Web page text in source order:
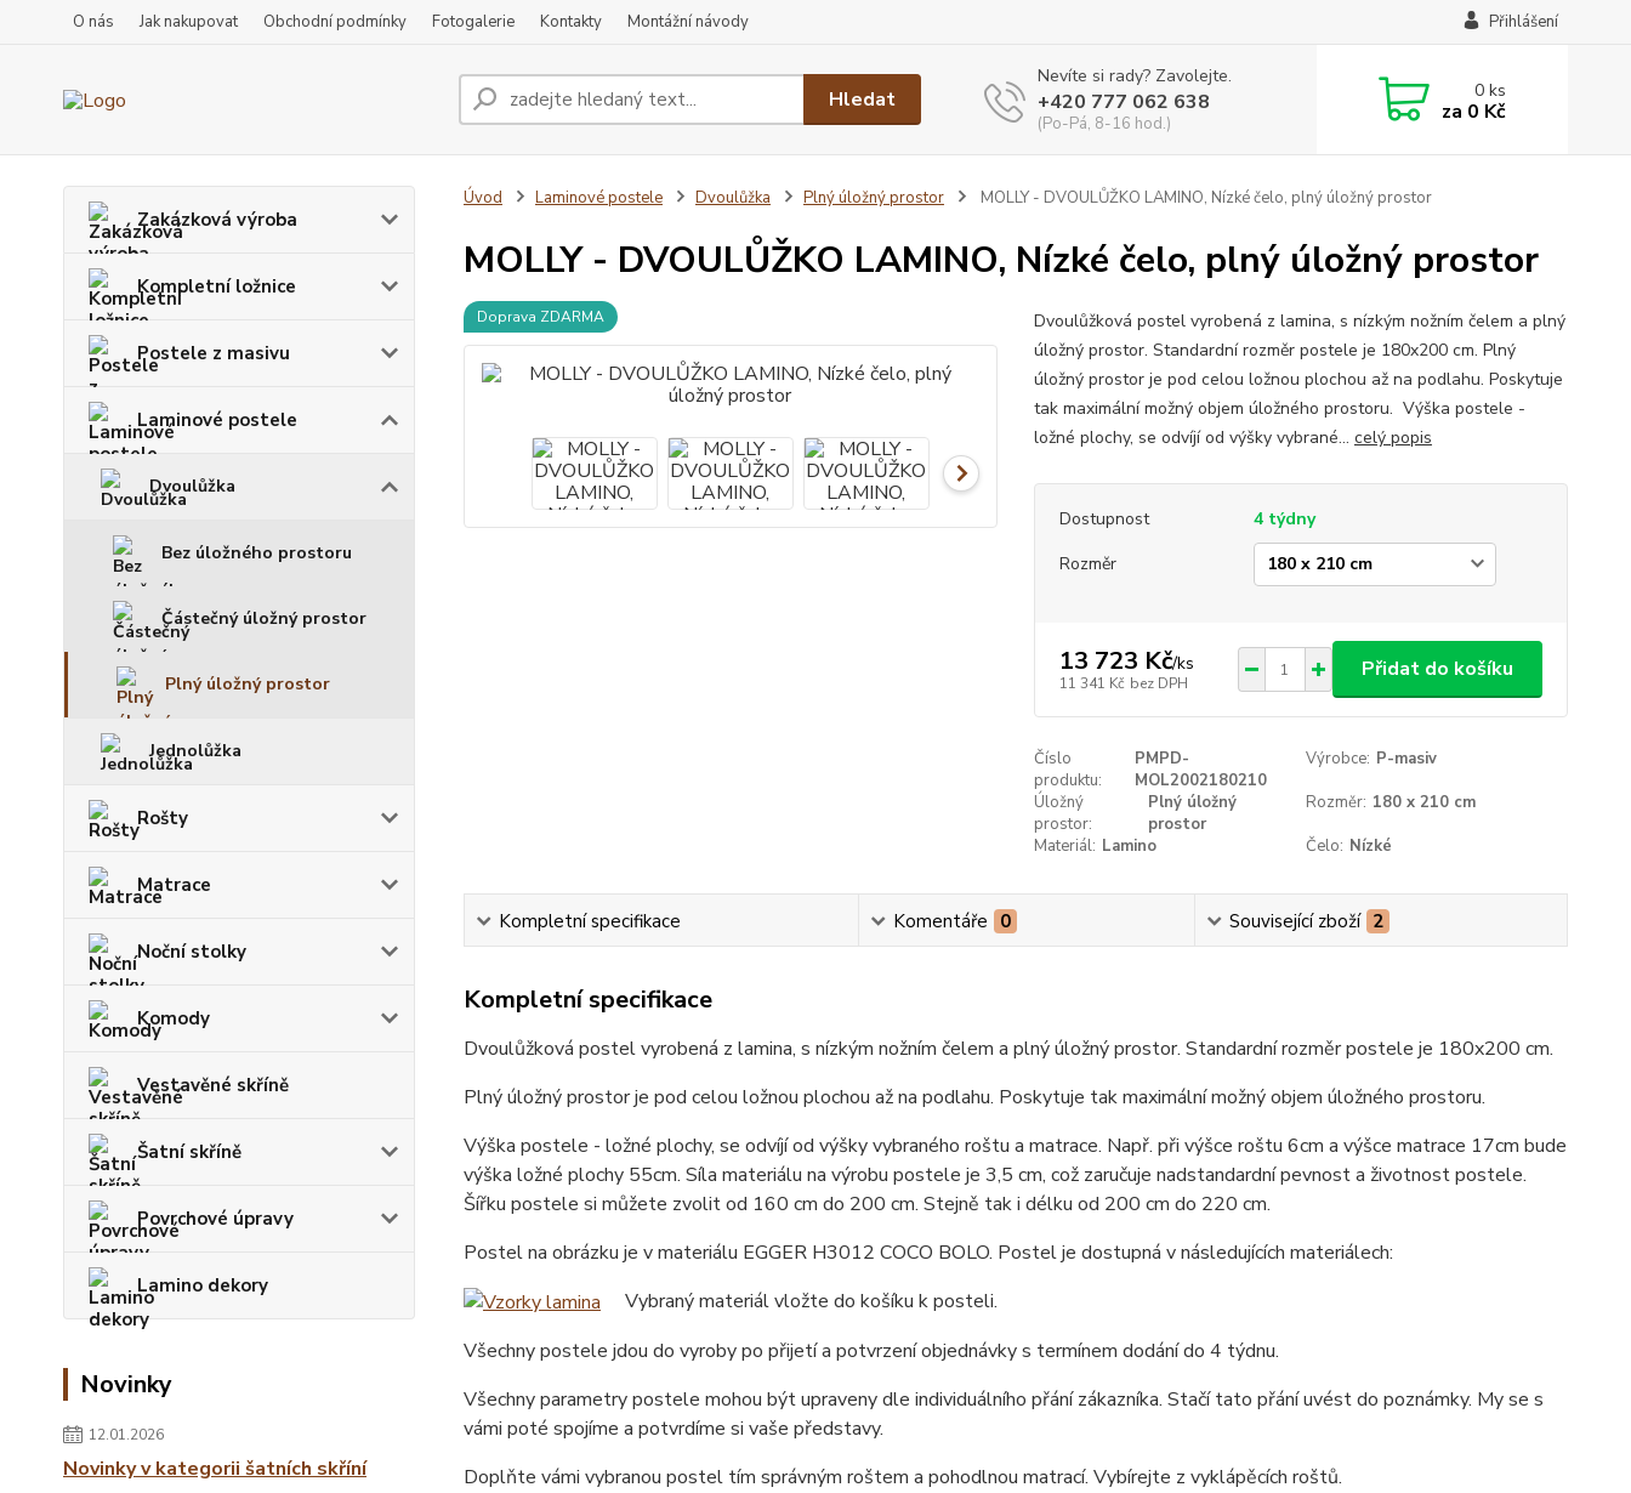
O nás Jak nakupovat Obchodní podmínky Fotogalerie Kontakty Montážní návody Přihlášení
Hledat
Nevíte si rady? Zavolejte.
+420 777 062 638
(Po-Pá, 8-16 hod.)
0ks
za 0 Kč
Zakázková výroba
Kompletní ložnice
Postele z masivu
Laminové postele
Dvoulůžka
Bez úložného prostoru
Částečný úložný prostor
Plný úložný prostor
Jednolůžka
Rošty
Matrace
Noční stolky
Komody
Vestavěné skříně
Šatní skříně
Povrchové úpravy
Lamino dekory
Novinky
12.01.2026
Novinky v kategorii šatních skříní
Úvod Laminové postele Dvoulůžka Plný úložný prostor MOLLY - DVOULŮŽKO LAMINO, Nízké čelo, plný úložný prostor
MOLLY - DVOULŮŽKO LAMINO, Nízké čelo, plný úložný prostor
Doprava ZDARMA
Dvoulůžková postel vyrobená z lamina, s nízkým nožním čelem a plný
úložný prostor. Standardní rozměr postele je 180x200 cm. Plný
úložný prostor je pod celou ložnou plochou až na podlahu. Poskytuje
tak maximální možný objem úložného prostoru. Výška postele -
ložné plochy, se odvíjí od výšky vybrané... celý popis
Dostupnost
4 týdny
Rozměr
13 723 Kč/ks
11 341 Kč bez DPH
Přidat do košíku
Číslo
produktu:
PMPD-
MOL2002180210
Výrobce: P-masiv
Úložný
prostor:
Plný úložný
prostor
Rozměr: 180 x 210 cm
Materiál: Lamino Čelo: Nízké
Kompletní specifikace Komentáře 0 Související zboží 2
Kompletní specifikace
Dvoulůžková postel vyrobená z lamina, s nízkým nožním čelem a plný úložný prostor. Standardní rozměr postele je 180x200 cm.
Plný úložný prostor je pod celou ložnou plochou až na podlahu. Poskytuje tak maximální možný objem úložného prostoru.
Výška postele - ložné plochy, se odvíjí od výšky vybraného roštu a matrace. Např. při výšce roštu 6cm a výšce matrace 17cm bude
výška ložné plochy 55cm. Síla materiálu na výrobu postele je 3,5 cm, což zaručuje nadstandardní pevnost a životnost postele.
Šířku postele si můžete zvolit od 160 cm do 200 cm. Stejně tak i délku od 200 cm do 220 cm.
Postel na obrázku je v materiálu EGGER H3012 COCO BOLO. Postel je dostupná v následujících materiálech:
Vybraný materiál vložte do košíku k posteli.
Všechny postele jdou do vyroby po přijetí a potvrzení objednávky s termínem dodání do 4 týdnu.
Všechny parametry postele mohou být upraveny dle individuálního přání zákazníka. Stačí tato přání uvést do poznámky. My se s
vámi poté spojíme a potvrdíme si vaše představy.
Doplňte vámi vybranou postel tím správným roštem a pohodlnou matrací. Vybírejte z vyklápěcích roštů.